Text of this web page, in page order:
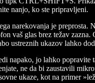
nanjo, ko ste pripravljeni.
narekovanja je preprosta.
vaš glas brez težav
ustreznih ukazov lahko
napako, jo lahko popravite
ne da bi zaustavili
ukaze, kot na primer